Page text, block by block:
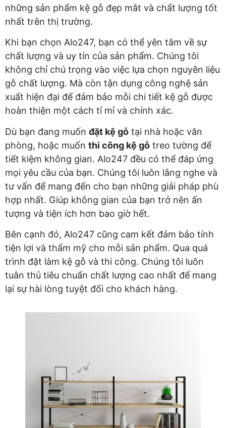
những sản phẩm kệ gỗ đẹp mắt và chất lượng tốt
nhất trên thị trường.
Khi bạn chọn Alo247, bạn có thể yên tâm về sự
chất lượng và uy tín của sản phẩm. Chúng tôi
không chỉ chú trọng vào việc lựa chọn nguyên liệu
gỗ chất lượng. Mà còn tận dụng công nghệ sản
xuất hiện đại để đảm bảo mỗi chi tiết kệ gỗ được
hoàn thiện một cách tỉ mỉ và chính xác.
Dù bạn đang muốn đặt kệ gỗ tại nhà hoặc văn
phòng, hoặc muốn thi công kệ gỗ treo tường để
tiết kiệm không gian. Alo247 đều có thể đáp ứng
mọi yêu cầu của bạn. Chúng tôi luôn lắng nghe và
tư vấn để mang đến cho bạn những giải pháp phù
hợp nhất. Giúp không gian của bạn trở nên ấn
tượng và tiện ích hơn bao giờ hết.
Bên cạnh đó, Alo247 cũng cam kết đảm bảo tính
tiện lợi và thẩm mỹ cho mỗi sản phẩm. Qua quá
trình đặt làm kệ gỗ và thi công. Chúng tôi luôn
tuân thủ tiêu chuẩn chất lượng cao nhất để mang
lại sự hài lòng tuyệt đối cho khách hàng.